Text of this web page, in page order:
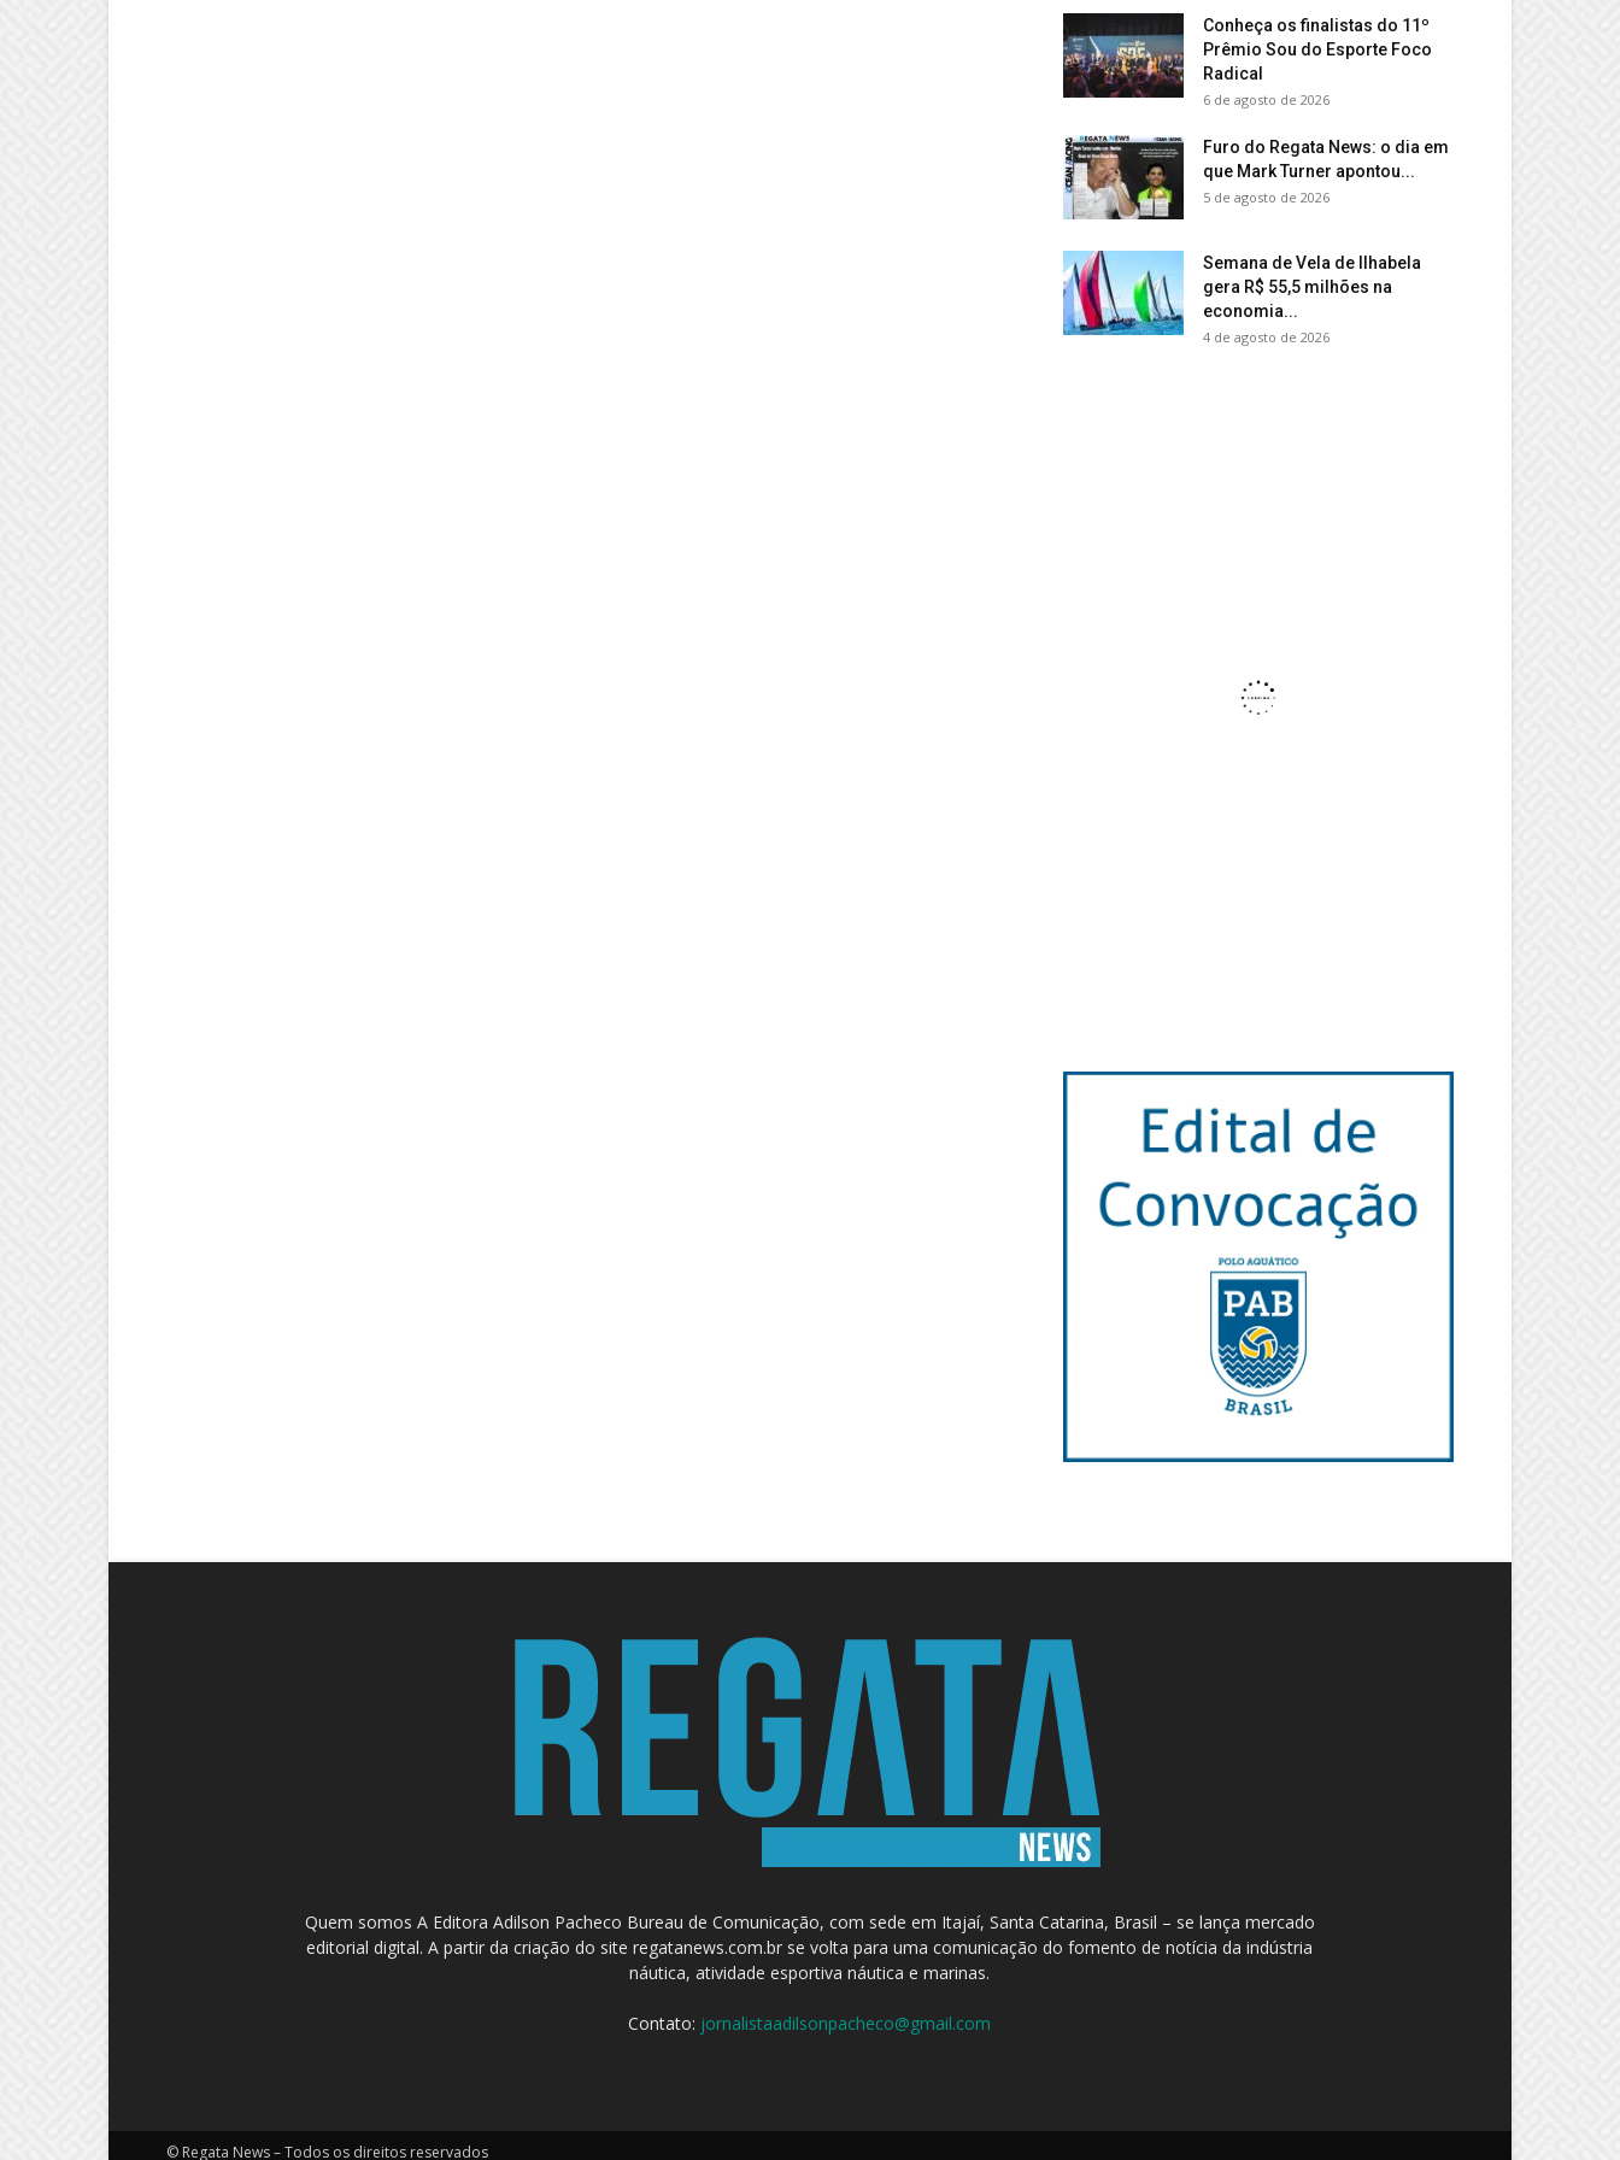
Conheça os finalistas do 11º
Prêmio Sou do Esporte Foco
Radical
6 de agosto de 2026
Furo do Regata News: o dia em
que Mark Turner apontou...
5 de agosto de 2026
Semana de Vela de Ilhabela
gera R$ 55,5 milhões na
economia...
4 de agosto de 2026
Quem somos A Editora Adilson Pacheco Bureau de Comunicação, com sede em Itajaí, Santa Catarina, Brasil – se lança mercado
editorial digital. A partir da criação do site regatanews.com.br se volta para uma comunicação do fomento de notícia da indústria
náutica, atividade esportiva náutica e marinas.
Contato: jornalistaadilsonpacheco@gmail.com
© Regata News – Todos os direitos reservados